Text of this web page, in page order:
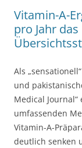
Vitamin-A-
pro Jahr
Als
und
Medical
umfassenden
Vitamin-A-
deutlich senken